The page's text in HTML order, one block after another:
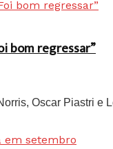
bom regressar”
Oscar Piastri e